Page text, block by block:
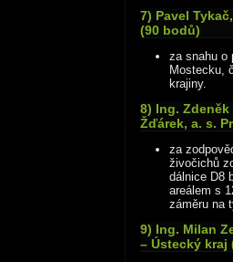
7) Pavel
(90 bodů)
za snahu o
Mostecku,
krajiny.
8) Ing.
Žďárek, a. s.
za
živočichů
dálnice D8
areálem s
záměru na
9) Ing. Milan
– Ústecký kraj